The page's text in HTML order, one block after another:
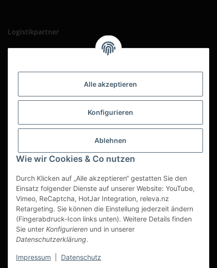
Alle akzeptieren
Konfigurieren
Ablehnen
Wie wir Cookies & Co nutzen
Durch Klicken auf „Alle akzeptieren“ gestatten Sie den
Einsatz folgender Dienste auf unserer Website: YouTube,
Vimeo, ReCaptcha, HotJar Integration, releva.nz
Retargeting. Sie können die Einstellung jederzeit ändern
(Fingerabdruck-Icon links unten). Weitere Details finden
Sie unter Konfigurieren und in unserer
Datenschutzerklärung.
Impressum Datenschutz
Logistikpartner
Vertrag widerrufen
* Alle Preise zzgl. gesetzlicher USt., zzgl.